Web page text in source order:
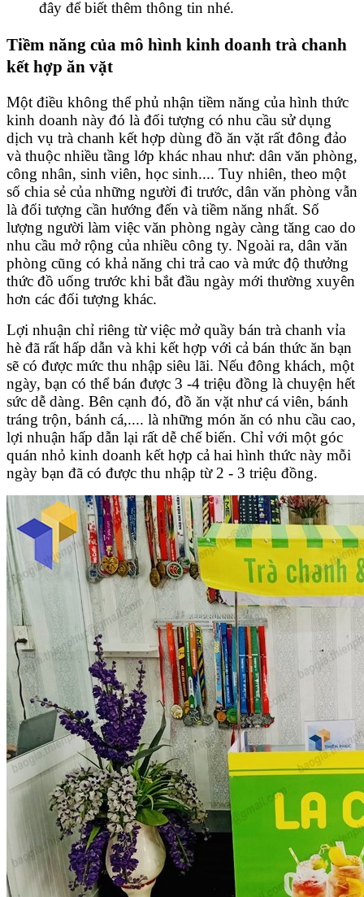
đây để biết thêm thông tin nhé.
Tiềm năng của mô hình kinh doanh trà chanh
kết hợp ăn vặt
Một điều không thể phủ nhận tiềm năng của hình thức
kinh doanh này đó là đối tượng có nhu cầu sử dụng
dịch vụ trà chanh kết hợp dùng đồ ăn vặt rất đông đảo
và thuộc nhiều tầng lớp khác nhau như: dân văn phòng,
công nhân, sinh viên, học sinh.... Tuy nhiên, theo một
số chia sẻ của những người đi trước, dân văn phòng vẫn
là đối tượng cần hướng đến và tiềm năng nhất. Số
lượng người làm việc văn phòng ngày càng tăng cao do
nhu cầu mở rộng của nhiều công ty. Ngoài ra, dân văn
phòng cũng có khả năng chi trả cao và mức độ thưởng
thức đồ uống trước khi bắt đầu ngày mới thường xuyên
hơn các đối tượng khác.
Lợi nhuận chỉ riêng từ việc mở quầy bán trà chanh vỉa
hè đã rất hấp dẫn và khi kết hợp với cả bán thức ăn bạn
sẽ có được mức thu nhập siêu lãi. Nếu đông khách, một
ngày, bạn có thể bán được 3 -4 triệu đồng là chuyện hết
sức dễ dàng. Bên cạnh đó, đồ ăn vặt như cá viên, bánh
tráng trộn, bánh cá,.... là những món ăn có nhu cầu cao,
lợi nhuận hấp dẫn lại rất dễ chế biến. Chỉ với một góc
quán nhỏ kinh doanh kết hợp cả hai hình thức này mỗi
ngày bạn đã có được thu nhập từ 2 - 3 triệu đồng.